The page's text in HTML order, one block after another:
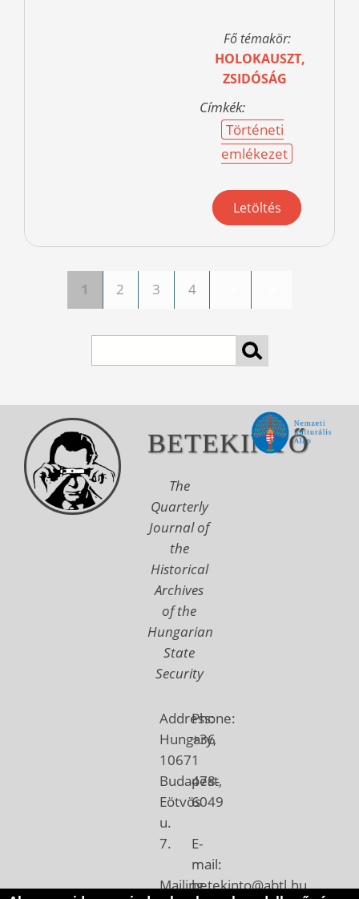
Fő témakör:
HOLOKAUSZT,
ZSIDÓSÁG
Címkék:
Történeti
emlékezet
Letöltés
Pages
1 2 3 4
BETEKINTŐ
The
Quarterly
Journal of
the
Historical
Archives
of the
Hungarian
State
Security
Address:
Hungary,
1067
Budapest,
Eötvös
u.
7.
Mailing
Phone:
+36
1
478-
6049
E-
mail:
betekinto@abtl.hu